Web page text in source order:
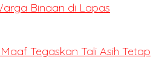
Binaan di Lapas
Tegaskan Tali Asih Tetap